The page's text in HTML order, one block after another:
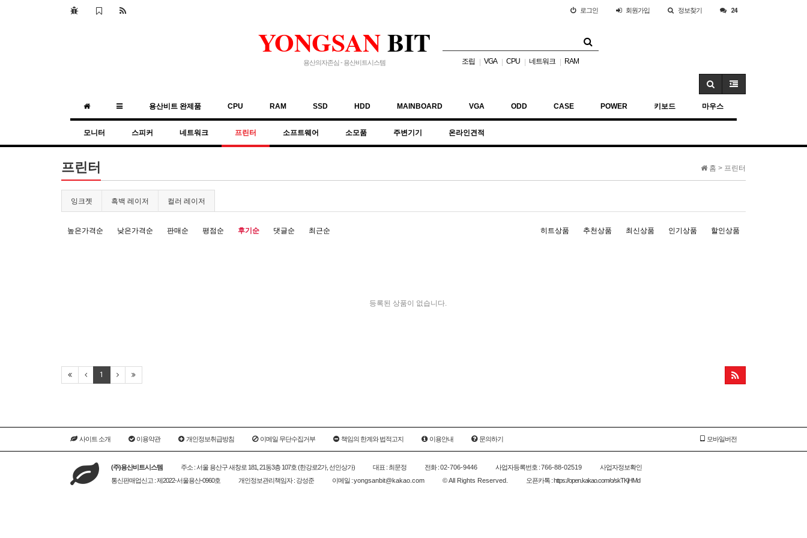
로그인 회원가입 정보찾기 24
YONGSANBIT
용산의자존심 - 용산비트시스템 조립 | VGA | CPU | 네트워크 | RAM
용산비트 완제품 CPU RAM SSD HDD MAINBOARD VGA ODD CASE POWER 키보드 마우스
모니터 스피커 네트워크 프린터 소프트웨어 소모품 주변기기 온라인견적
홈 > 프린터
프린터
잉크젯 흑백 레이저 컬러 레이저
높은가격순 낮은가격순 판매순 평점순 후기순 댓글순 최근순 히트상품 추천상품 최신상품 인기상품 할인상품
등록된 상품이 없습니다.
1
사이트 소개 이용약관 개인정보취급방침 이메일 무단수집거부 책임의 한계와 법적고지 이용안내 문의하기 모바일버전
(주)용산비트시스템 주소 : 서울 용산구 새창로 181, 21동3층 107호 (한강로2가, 선인상가) 대표 : 최문정 전화 :02-706-9446 사업자등록번호 :766-88-02519
사업자정보확인
통신판매업신고 : 제2022-서울용산-0960호
개인정보관리책임자 : 강성준 이메일 :yongsanbit@kakao.com © All Rights Reserved. 오픈카톡 : https://open.kakao.com/o/skTKjHMd